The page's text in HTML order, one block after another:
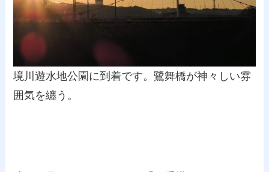
境川遊水地公園に到着です。鷺舞橋が神々しい雰
囲気を纏う。